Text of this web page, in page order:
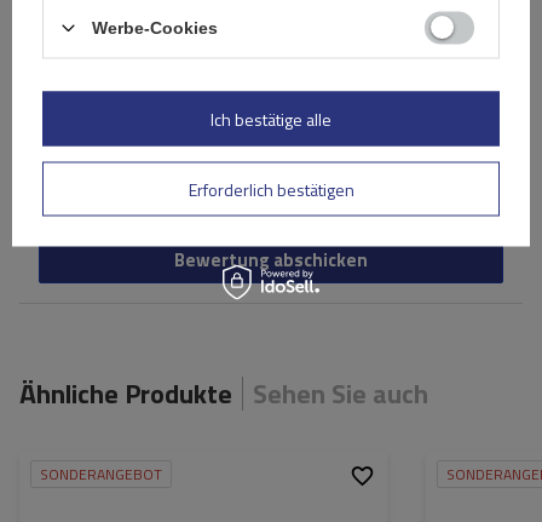
Ihre E-Mail-Adresse
Bewertung abschicken
Ähnliche Produkte Sehen Sie auch
SONDERANGEBOT
Werbe-Cookies
Erforderlich bestätigen
Ich bestätige alle